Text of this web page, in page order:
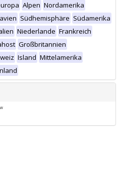
Alpen Nordamerika
Südhemisphäre Südamerika
Niederlande Frankreich
Großbritannien
Island Mittelamerika